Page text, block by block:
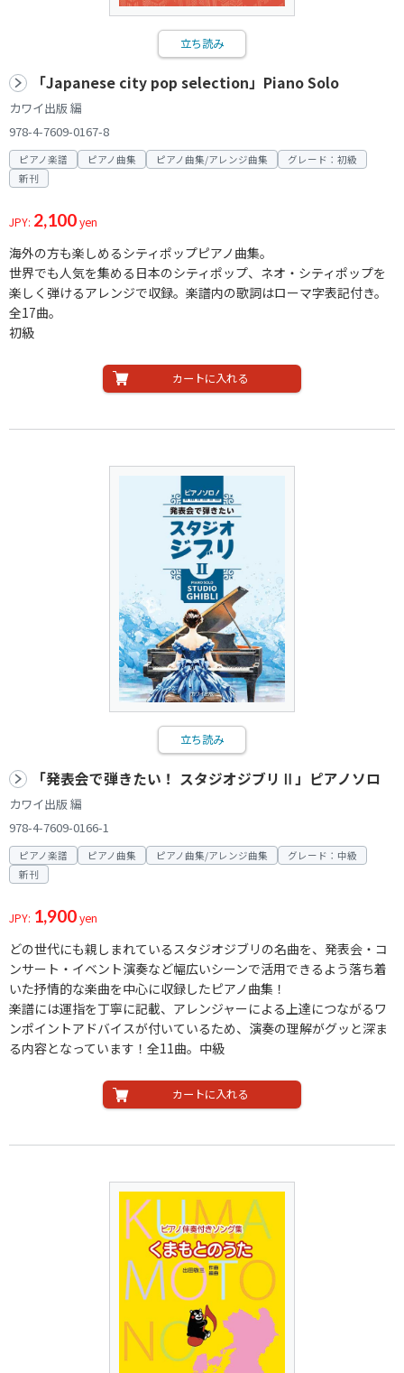
立ち読み
「Japanese city pop selection」Piano Solo
カワイ出版 編
978-4-7609-0167-8
ピアノ楽譜 ピアノ曲集 ピアノ曲集/アレンジ曲集
グレード：初級
新刊
JPY: 2,100yen
海外の方も楽しめるシティポップピアノ曲集。
世界でも人気を集める日本のシティポップ、ネオ・シティポップを
楽しく弾けるアレンジで収録。楽譜内の歌詞はローマ字表記付き。
全17曲。
初級
カートに入れる
立ち読み
「発表会で弾きたい！ スタジオジブリⅡ」ピアノソロ
カワイ出版 編
978-4-7609-0166-1
ピアノ楽譜 ピアノ曲集 ピアノ曲集/アレンジ曲集
グレード：中級
新刊
JPY: 1,900yen
どの世代にも親しまれているスタジオジブリの名曲を、発表会・コ
ンサート・イベント演奏など幅広いシーンで活用できるよう落ち着
いた抒情的な楽曲を中心に収録したピアノ曲集！
楽譜には運指を丁寧に記載、アレンジャーによる上達につながるワ
ンポイントアドバイスが付いているため、演奏の理解がグッと深ま
る内容となっています！全11曲。中級
カートに入れる